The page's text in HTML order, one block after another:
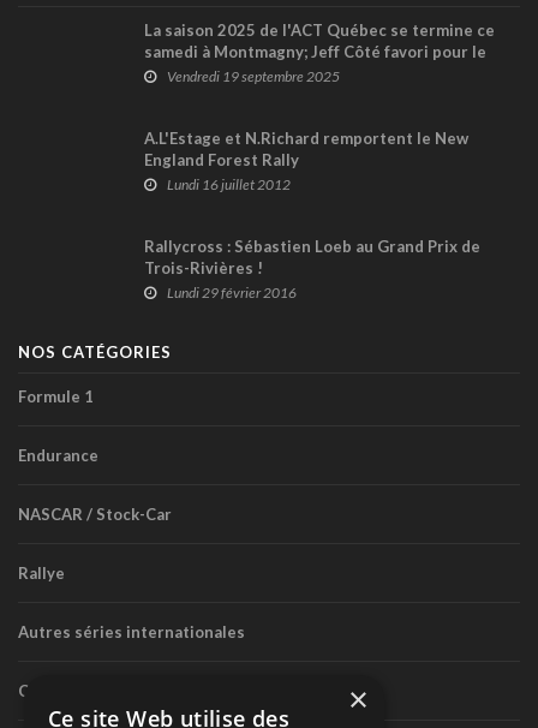
La saison 2025 de l'ACT Québec se termine ce
samedi à Montmagny; Jeff Côté favori pour le
titreVendredi 19 septembre 2025
A.L'Estage et N.Richard remportent le New
England Forest Rally
Lundi 16 juillet 2012
Rallycross : Sébastien Loeb au Grand Prix de
Trois-Rivières !
Lundi 29 février 2016
NOS CATÉGORIES
Formule 1
Endurance
NASCAR / Stock-Car
Rallye
Autres séries internationales
Circuit routier canadien ×
Ce site Web utilise des